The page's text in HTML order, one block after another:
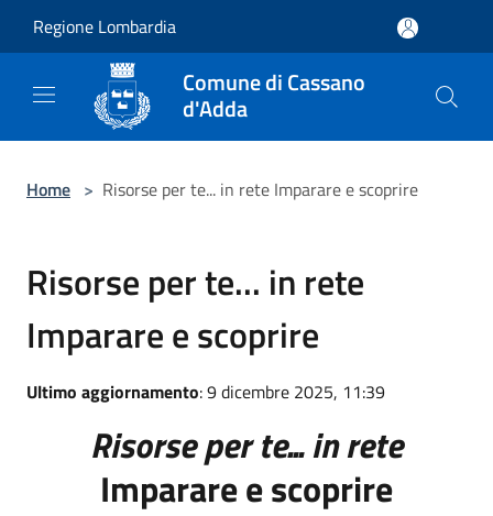
Regione Lombardia
Comune di Cassano
d'Adda
Home > Risorse per te... in rete Imparare e scoprire
Risorse per te... in rete
Imparare e scoprire
Ultimo aggiornamento: 9 dicembre 2025, 11:39
Risorse per te... in rete
Imparare e scoprire